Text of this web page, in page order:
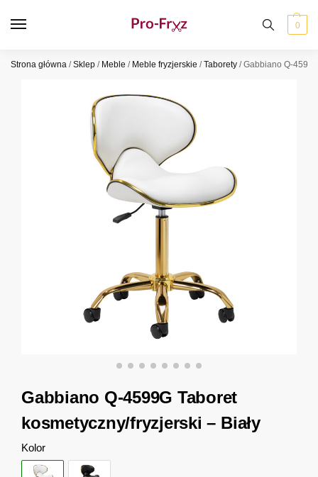
0
Strona główna /Sklep / Meble / Meble fryzjerskie /Taborety /Gabbiano Q-
Gabbiano Q-4599G Taboret
kosmetyczny/fryzjerski – Biały
Kolor